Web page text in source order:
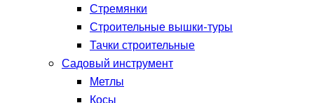
Стремянки
Строительные вышки-туры
Тачки строительные
Садовый инструмент
Метлы